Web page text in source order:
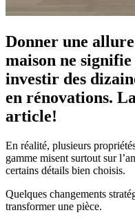
Donner une
maison ne signifie
investir des
en rénovations.
article!
En réalité, plusieurs
gamme misent surtout sur
certains détails bien choisis.
Quelques changements
transformer une pièce.